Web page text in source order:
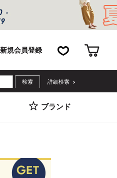
新規会員登録 お気に入り
詳細検索
ブランド